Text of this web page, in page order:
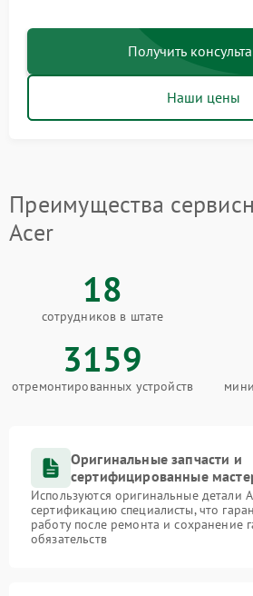
Получить
Наши цены
Преимущества
Acer
18
сотрудников в штате
3159
отремонтированных устройств
Оригинальные запчасти и
сертифицированные
Используются оригинальные детали
сертификацию специалисты, что
работу после ремонта и сохранение
обязательств